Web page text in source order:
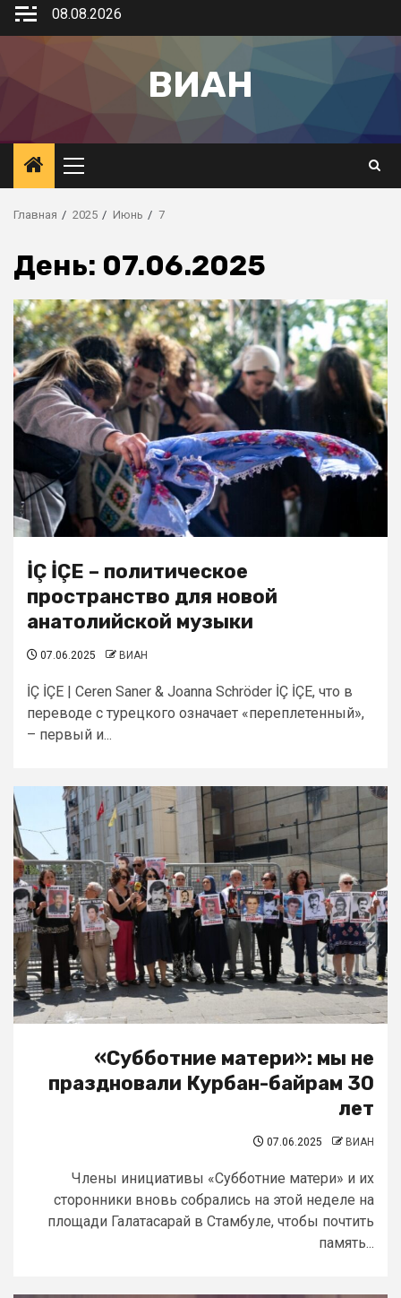
08.08.2026
ВИАН
Главная 2025 Июнь 7
День: 07.06.2025
İÇ İÇE – политическое
пространство для новой
анатолийской музыки
07.06.2025 ВИАН
İÇ İÇE | Ceren Saner & Joanna Schröder İÇ İÇE, что в
переводе с турецкого означает «переплетенный»,
– первый и...
«Субботние матери»: мы не
праздновали Курбан-байрам 30
лет
07.06.2025 ВИАН
Члены инициативы «Субботние матери» и их
сторонники вновь собрались на этой неделе на
площади Галатасарай в Стамбуле, чтобы почтить
память...